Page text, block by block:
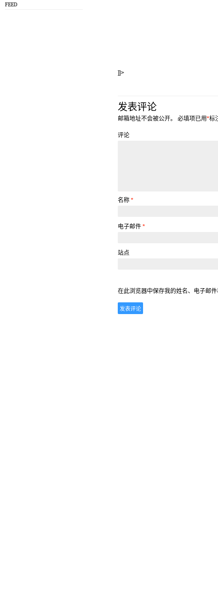
FEED
]]>
发表评论
邮箱地址不会被公开。 必填项已用*标
评论
名称 *
电子邮件 *
站点
在此浏览器中保存我的姓名、电子邮